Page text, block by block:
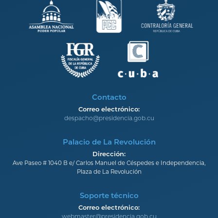
Contacto
Correo electrónico:
despacho@presidencia.gob.cu
Palacio de La Revolución
Dirección:
Ave Paseo # 1040 B e/ Carlos Manuel de Céspedes e Independencia,
Plaza de La Revolución
Soporte técnico
Correo electrónico:
webmaster@presidencia.gob.cu